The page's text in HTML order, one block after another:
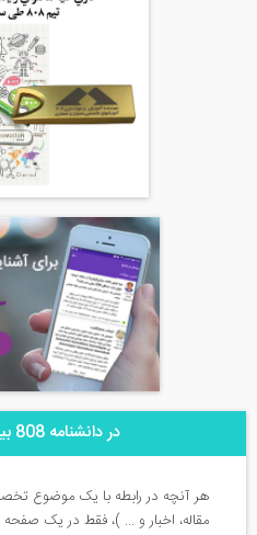
در دانشنامه 808 بیشتر بخوانید ...
هر آنچه در رابطه با یک موضوع
مقاله، اخبار و ... )، فقط در یک صفحه